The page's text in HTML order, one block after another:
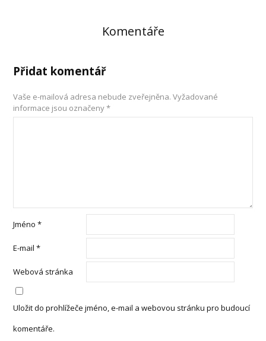
Komentáře
Přidat komentář
Vaše e-mailová adresa nebude zveřejněna. Vyžadované
informace jsou označeny*
Jméno*
E-mail*
Webová stránka
Uložit do prohlížeče jméno, e-mail a webovou stránku pro budoucí
komentáře.